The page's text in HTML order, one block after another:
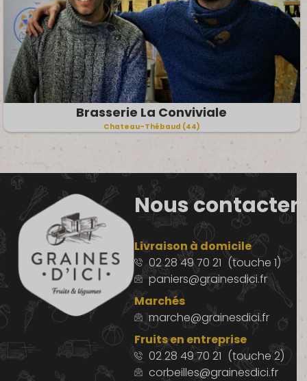
Brasserie La Conviviale
Chateau-Thébaud (44)
Nous contacter
Livraison à domicile
02 28 49 70 21 (touche 1)
paniers@grainesdici.fr
Marchés
marche@grainesdici.fr
Fruits en entreprise
02 28 49 70 21 (touche 2)
corbeilles@grainesdici.fr